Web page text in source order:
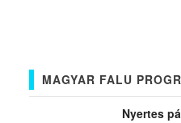
MAGYAR FALU
Nyertes